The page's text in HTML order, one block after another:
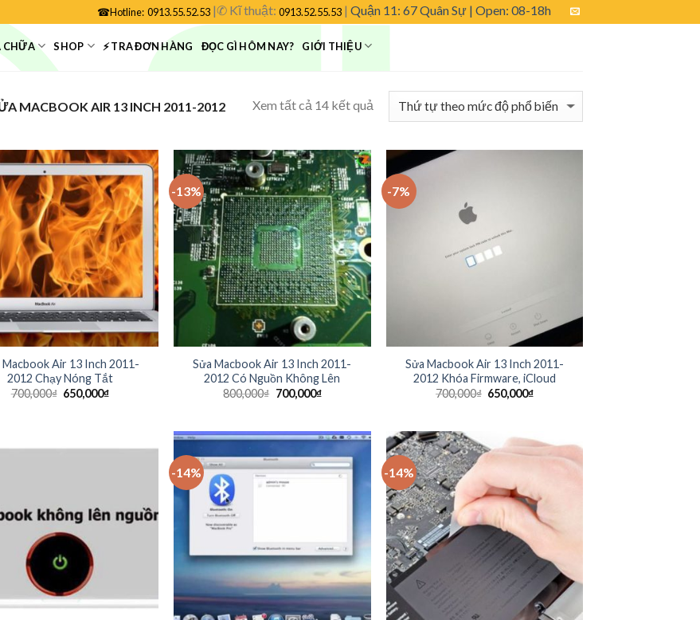
☎Hotline: 0913.55.52.53|✆ Kĩ thuật: 0913.52.55.53| Quận 11: 67 Quân Sự | Open: 08-18h
CHỮA SHOP ⚡ TRA ĐƠN HÀNG ĐỌC GÌ HÔM NAY? GIỚI THIỆU
MACBOOK AIR 13 INCH 2011-2012 Xem tất cả 14 kết quả
Macbook Air 13 Inch 2011-
2012 Chạy Nóng Tắt
700,000₫ 650,000₫
-13%
Sửa Macbook Air 13 Inch 2011-
2012 Có Nguồn Không Lên
800,000₫ 700,000₫
-7%
Sửa Macbook Air 13 Inch 2011-
2012 Khóa Firmware, iCloud
700,000₫ 650,000₫
-14% -14%